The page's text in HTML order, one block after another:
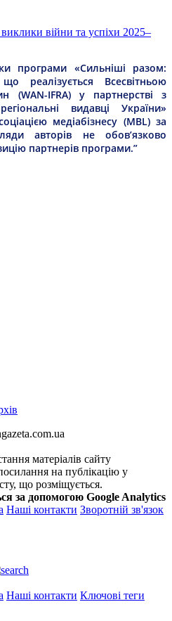
війни та успіхи 2025–
програми «Сильніші разом:
реалізується Всесвітньою
(WAN-IFRA) у партнерстві з
видавці України»
медіабізнесу (MBL) за
авторів не обов’язково
партнерів програми.”
матеріалів сайту
на публікацію у
що розміщується.
за допомогою Google Analytics
Наші контакти Зворотній зв'язок
Наші контакти Ключові теги